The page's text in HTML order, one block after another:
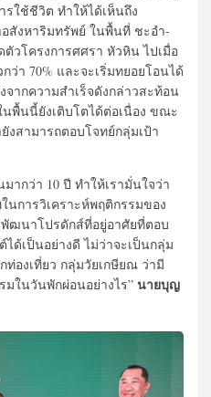
ใช้ชีวิต ทำให้ได้เห็นถึง
สังหาริมทรัพย์ ในพื้นที่ ชะอำ-
วโครงการศศรา หัวหิน ไปเมื่อ
ว่า 70% และจะเริ่มทยอยโอนได้
ากความสำเร็จดังกล่าวสะท้อน
พื้นนี้ยังเติบโตได้ต่อเนื่อง ขณะ
สามารถตอบโจทย์กลุ่มเป้า
ากว่า 10 ปี ทำให้เรามั่นใจว่า
นการวิเคราะห์พฤติกรรมของ
ฒนาโปรดักส์ที่อยู่อาศัยที่ตอบ
ด้เป็นอย่างดี ไม่ว่าจะเป็นกลุ่ม
องเที่ยว กลุ่มวัยเกษียณ ว่ามี
ในวันพักผ่อนอย่างไร” นายบุญ